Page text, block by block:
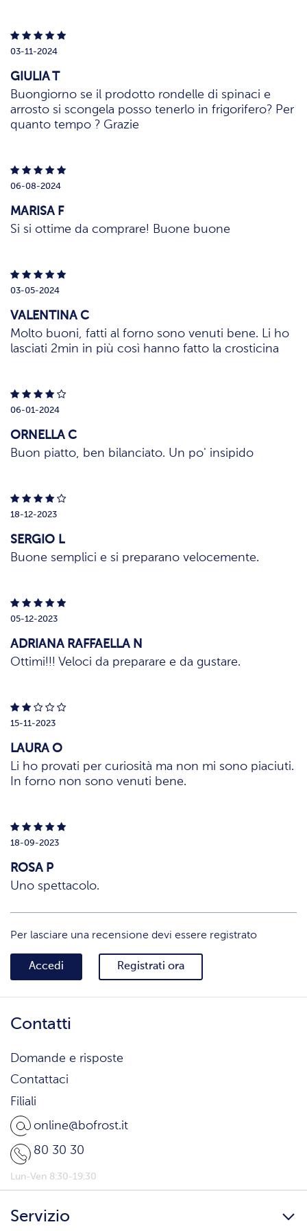
03-11-2024
GIULIA T
Buongiorno se il prodotto rondelle di spinaci e
arrosto si scongela posso tenerlo in frigorifero? Per
quanto tempo ? Grazie
06-08-2024
MARISA F
Si si ottime da comprare! Buone buone
03-05-2024
VALENTINA C
Molto buoni, fatti al forno sono venuti bene. Li ho
lasciati 2min in più così hanno fatto la crosticina
06-01-2024
ORNELLA C
Buon piatto, ben bilanciato. Un po' insipido
18-12-2023
SERGIO L
Buone semplici e si preparano velocemente.
05-12-2023
ADRIANA RAFFAELLA N
Ottimi!!! Veloci da preparare e da gustare.
15-11-2023
LAURA O
Li ho provati per curiosità ma non mi sono piaciuti.
In forno non sono venuti bene.
18-09-2023
ROSA P
Uno spettacolo.
Per lasciare una recensione devi essere registrato
Accedi Registrati ora
Contatti
Domande e risposte
Contattaci
Filiali
online@bofrost.it
80 30 30
Lun-Ven 8:30-19:30
Servizio